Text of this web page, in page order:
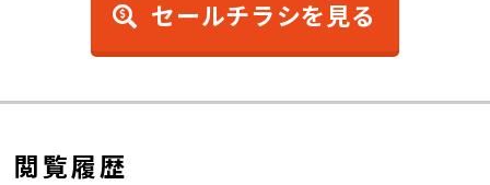
セールチラシを見る
閲覧履歴